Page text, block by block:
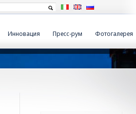
Инновация Пресс-рум Фотогалерея